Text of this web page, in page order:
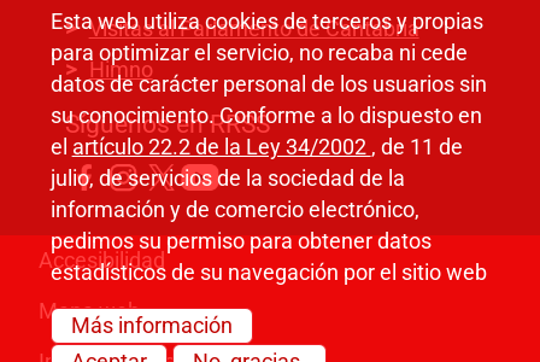
Visitas al Parlamento de Cantabria
Himno
Síguenos en RRSS
Pie de página
Accesibilidad
Mapa web
Esta web utiliza cookies de terceros y propias
para optimizar el servicio, no recaba ni cede
datos de carácter personal de los usuarios sin
su conocimiento. Conforme a lo dispuesto en
el artículo 22.2 de la Ley 34/2002 , de 11 de
julio, de servicios de la sociedad de la
información y de comercio electrónico,
pedimos su permiso para obtener datos
estadísticos de su navegación por el sitio web
Más información